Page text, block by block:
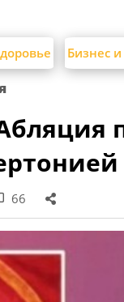
Бизнес
66